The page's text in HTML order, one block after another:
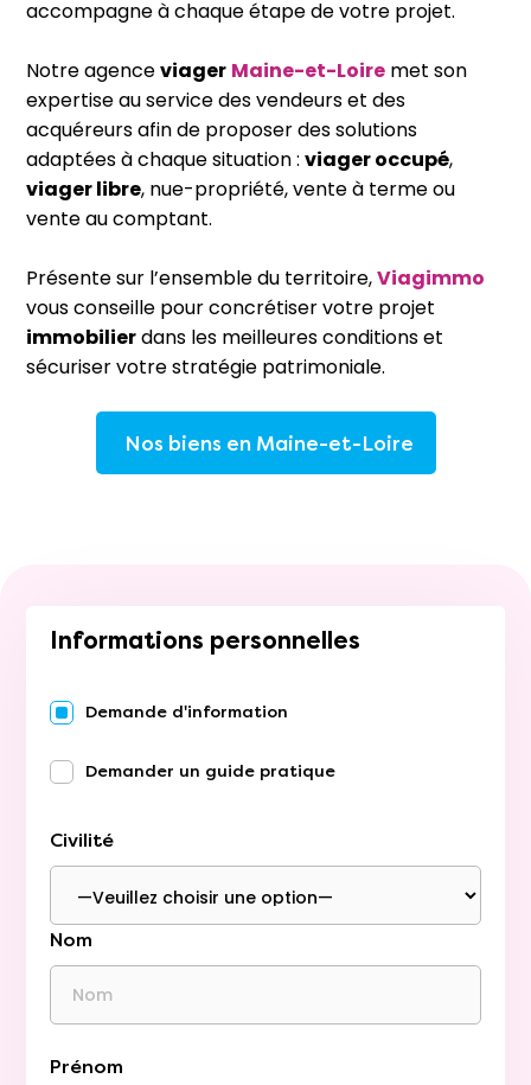
accompagne à chaque étape de votre projet.
Notre agenceviager Maine-et-Loire met son
expertise au service des vendeurs et des
acquéreurs afin de proposer des solutions
adaptées à chaque situation : viager occupé,
viager libre, nue-propriété, vente à terme ou
vente au comptant.
Présente sur l’ensemble du territoire,Viagimmo
vous conseille pour concrétiser votre projet
immobilierdans les meilleures conditions et
sécuriser votre stratégie patrimoniale.
Nos biens en Maine-et-Loire
Informations personnelles
Demande d'information
Demander un guide pratique
Civilité
Nom
Prénom